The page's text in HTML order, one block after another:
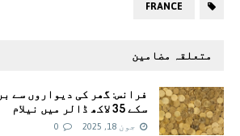
FRANCE
متعلقہ مضامین
فرانس: گھر کی دیواروں سے
سکے 35 لاکھ ڈالر میں نیلام
جون 18, 2025 0